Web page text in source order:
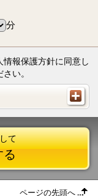
分
報保護方針に同意し
い。
て
る
ページの先頭へ